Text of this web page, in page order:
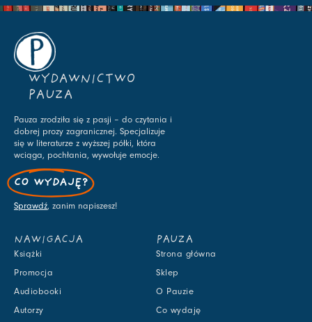
WYDAWNICTWO
PAUZA
Pauza zrodziła się z pasji – do czytania i
dobrej prozy zagranicznej. Specjalizuje
się w literaturze z wyższej półki, która
wciąga, pochłania, wywołuje emocje.
CO WYDAJĘ?
Sprawdź, zanim napiszesz!
NAWIGACJA
Książki
Promocja
Audiobooki
Autorzy
PAUZA
Strona główna
Sklep
O Pauzie
Co wydaję